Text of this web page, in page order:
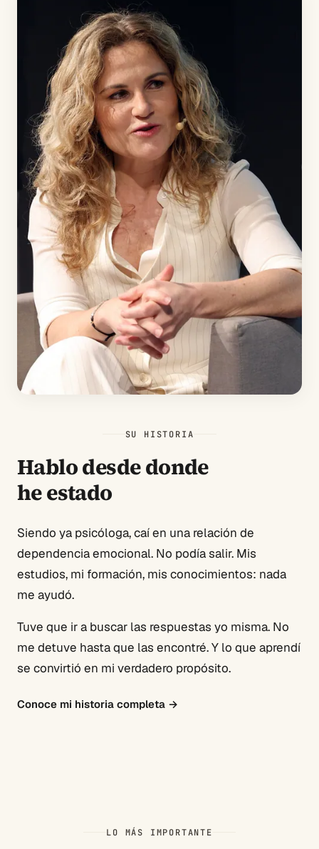
SU HISTORIA
Hablo desde donde
he estado
Siendo ya psicóloga, caí en una relación de
dependencia emocional. No podía salir. Mis
estudios, mi formación, mis conocimientos: nada
me ayudó.
Tuve que ir a buscar las respuestas yo misma. No
me detuve hasta que las encontré. Y lo que aprendí
se convirtió en mi verdadero propósito.
Conoce mi historia completa →
LO MÁS IMPORTANTE